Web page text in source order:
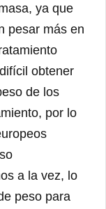
ya que
pesar más en
obtener
de los
por lo
a la vez, lo
peso para